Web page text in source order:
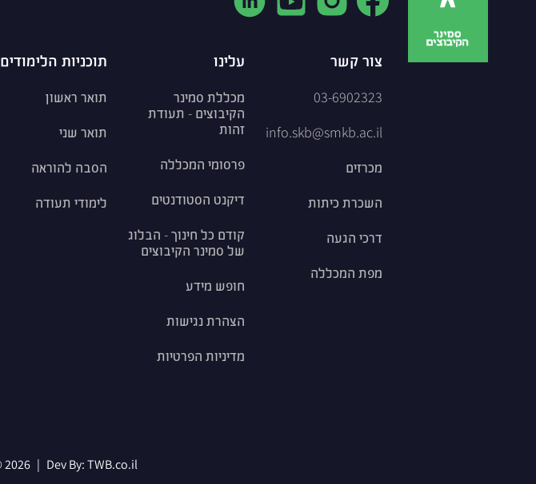
צור קשר
03-6902323
info.skb@smkb.ac.il
מכרזים
השכרת כיתות
דרכי הגעה
מפת המכללה
עלינו
מכללת סמינר
הקיבוצים - תעודת
זהות
פרסומי המכללה
דיקנט הסטודנטים
קודם כל חינוך - הבלוג
של סמינר הקיבוצים
חופש מידע
הצהרת נגישות
מדיניות הפרטיות
תוכניות הלימודים
תואר ראשון
תואר שני
הסבה להוראה
לימודי תעודה
Dev By:TWB.co.il
| 2026 © כל הזכויות שמורות לסמינר הקיבוצים